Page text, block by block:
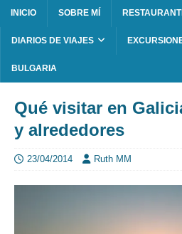
INICIO SOBRE MÍ
DIARIOS DE VIAJES
BULGARIA
Qué visitar en
y alrededores
23/04/2014 Ruth MM